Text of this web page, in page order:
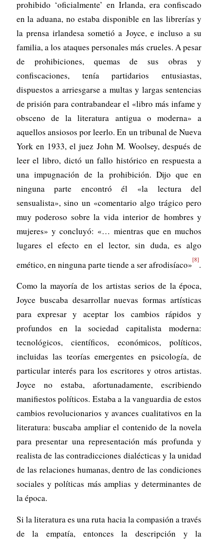
prohibido ‘oficialmente’ en Irlanda, era confiscado
en la aduana, no estaba disponible en las librerías y
la prensa irlandesa sometió a Joyce, e incluso a su
familia, a los ataques personales más crueles. A pesar
de prohibiciones, quemas de sus obras y
confiscaciones, tenía partidarios entusiastas,
dispuestos a arriesgarse a multas y largas sentencias
de prisión para contrabandear el «libro más infame y
obsceno de la literatura antigua o moderna» a
aquellos ansiosos por leerlo. En un tribunal de Nueva
York en 1933, el juez John M. Woolsey, después de
leer el libro, dictó un fallo histórico en respuesta a
una impugnación de la prohibición. Dijo que en
ninguna parte encontró él «la lectura del
sensualista», sino un «comentario algo trágico pero
muy poderoso sobre la vida interior de hombres y
mujeres» y concluyó: «… mientras que en muchos
lugares el efecto en el lector, sin duda, es algo
emético, en ninguna parte tiende a ser afrodisíaco»[8].
Como la mayoría de los artistas serios de la época,
Joyce buscaba desarrollar nuevas formas artísticas
para expresar y aceptar los cambios rápidos y
profundos en la sociedad capitalista moderna:
tecnológicos, científicos, económicos, políticos,
incluidas las teorías emergentes en psicología, de
particular interés para los escritores y otros artistas.
Joyce no estaba, afortunadamente, escribiendo
manifiestos políticos. Estaba a la vanguardia de estos
cambios revolucionarios y avances cualitativos en la
literatura: buscaba ampliar el contenido de la novela
para presentar una representación más profunda y
realista de las contradicciones dialécticas y la unidad
de las relaciones humanas, dentro de las condiciones
sociales y políticas más amplias y determinantes de
la época.
Si la literatura es una ruta hacia la compasión a través
de la empatía, entonces la descripción y la